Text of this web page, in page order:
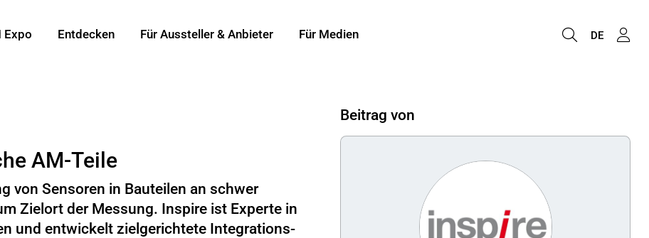
Expo Entdecken Für Aussteller & Anbieter Für Medien DE
AM-Teile
von Sensoren in Bauteilen an schwer
Zielort der Messung. Inspire ist Experte in
und entwickelt zielgerichtete Integrations-
Beitrag von